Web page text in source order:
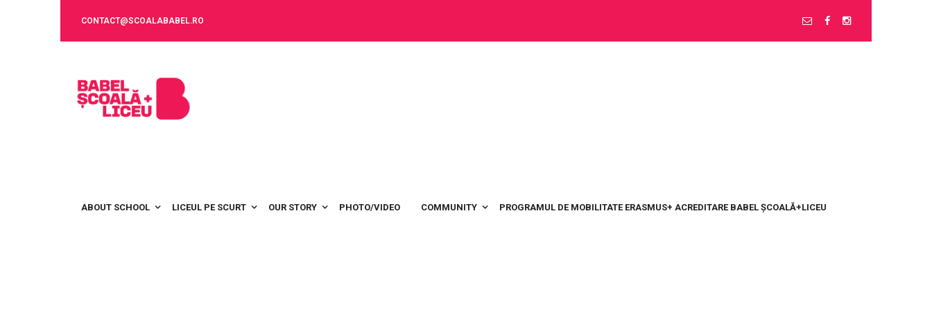
CONTACT@SCOALABABEL.RO
ABOUT SCHOOL LICEUL PE SCURT OUR STORY PHOTO/VIDEO COMMUNITY PROGRAMUL DE MOBILITATE ERASMUS+ ACREDITARE BABEL ȘCOALĂ+LICEU